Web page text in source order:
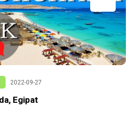
2022-09-27
Egipat